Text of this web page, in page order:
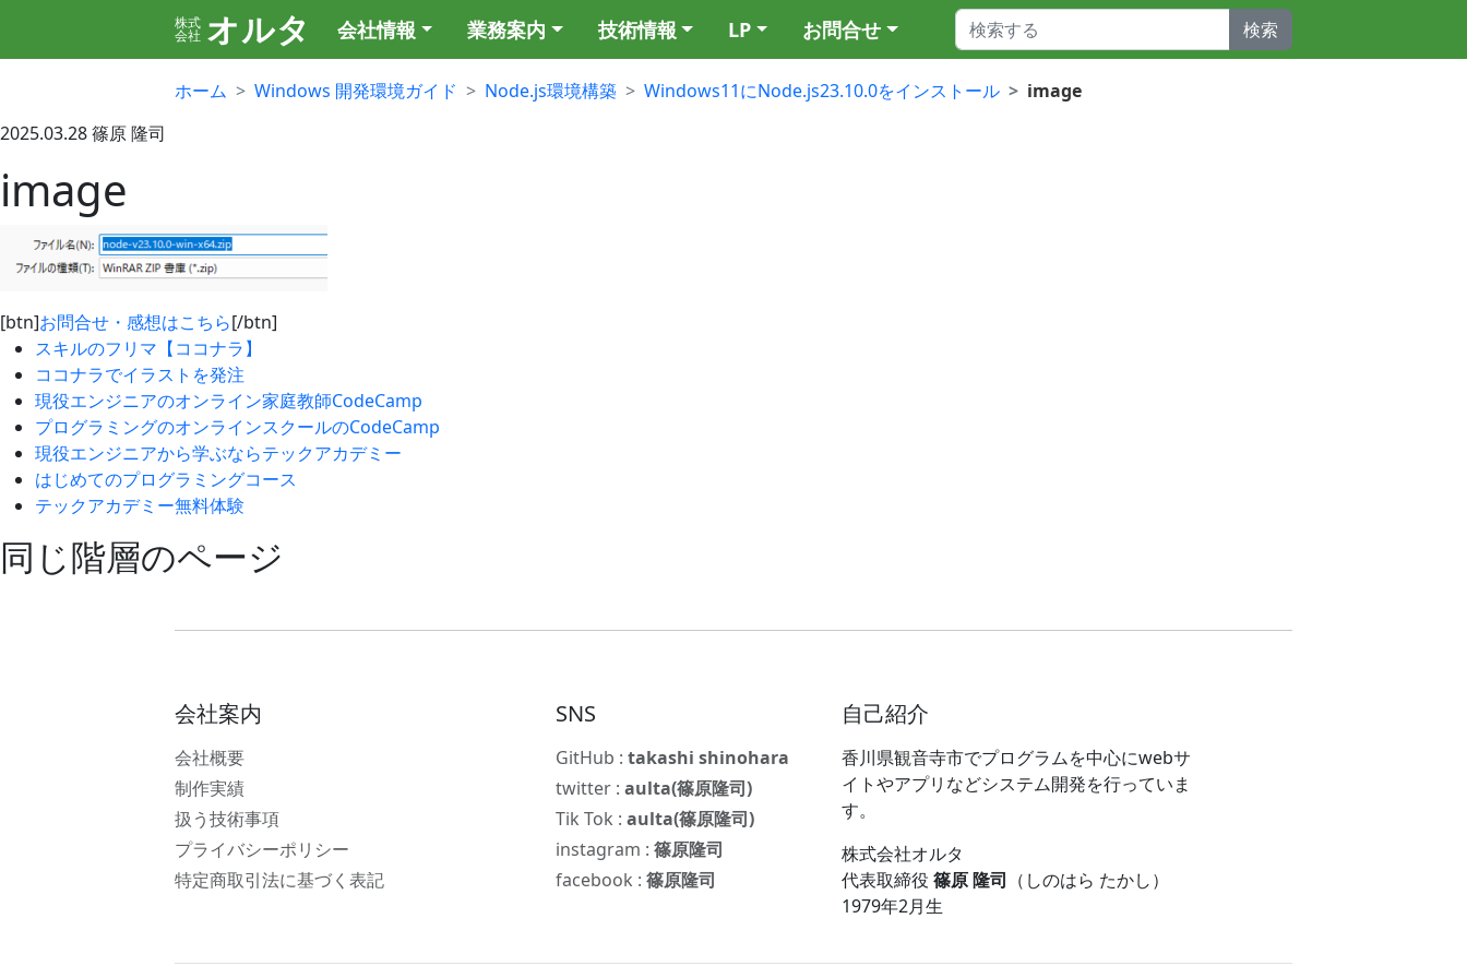
株式
会社 オルタ 会社情報 業務案内 技術情報 LP お問合せ 検索
ホーム Windows 開発環境ガイド Node.js環境構築 Windows11にNode.js23.10.0をインストール
image
2025.03.28篠原 隆司
image
[btn]お問合せ・感想はこちら[/btn]
スキルのフリマ【ココナラ】
ココナラでイラストを発注
現役エンジニアのオンライン家庭教師CodeCamp
プログラミングのオンラインスクールのCodeCamp
現役エンジニアから学ぶならテックアカデミー
はじめてのプログラミングコース
テックアカデミー無料体験
同じ階層のページ
会社案内
会社概要
制作実績
扱う技術事項
プライバシーポリシー
特定商取引法に基づく表記
SNS
GitHub :takashi shinohara
twitter :aulta(篠原隆司)
Tik Tok :aulta(篠原隆司)
instagram :篠原隆司
facebook :篠原隆司
自己紹介
香川県観音寺市でプログラムを中心にwebサ
イトやアプリなどシステム開発を行っていま
す。
株式会社オルタ
代表取締役篠原 隆司 （しのはら たかし）
1979年2月生